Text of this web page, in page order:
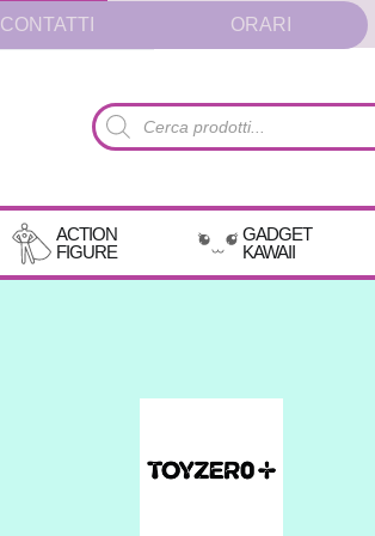
CONTATTI ORARI
Products
search
ACTION
FIGURE
GADGET
KAWAII